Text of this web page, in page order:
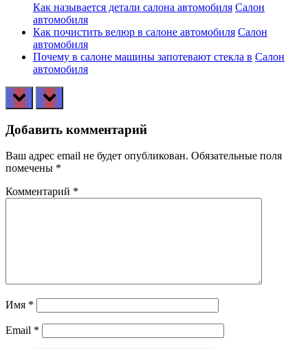
Как называется детали салона автомобиля Салон
автомобиля
Как почистить велюр в салоне автомобиля Салон
автомобиля
Почему в салоне машины запотевают стекла в Салон
автомобиля
prev next
Добавить комментарий
Ваш адрес email не будет опубликован. Обязательные поля
помечены *
Комментарий *
Имя *
Email *